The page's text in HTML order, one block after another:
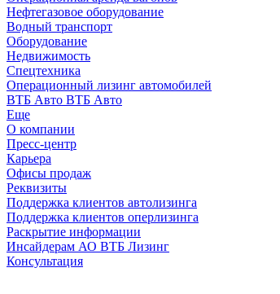
Нефтегазовое оборудование
Водный транспорт
Оборудование
Недвижимость
Спецтехника
Операционный лизинг автомобилей
ВТБ Авто ВТБ Авто
Еще
О компании
Пресс-центр
Карьера
Офисы продаж
Реквизиты
Поддержка клиентов автолизинга
Поддержка клиентов оперлизинга
Раскрытие информации
Инсайдерам АО ВТБ Лизинг
Консультация